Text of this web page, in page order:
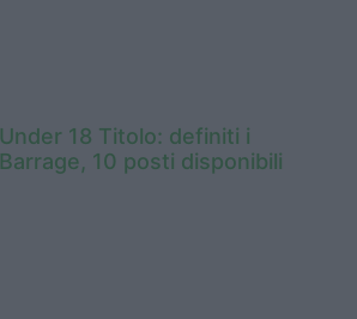
Under 18 Titolo: definiti i
Barrage, 10 posti disponibili